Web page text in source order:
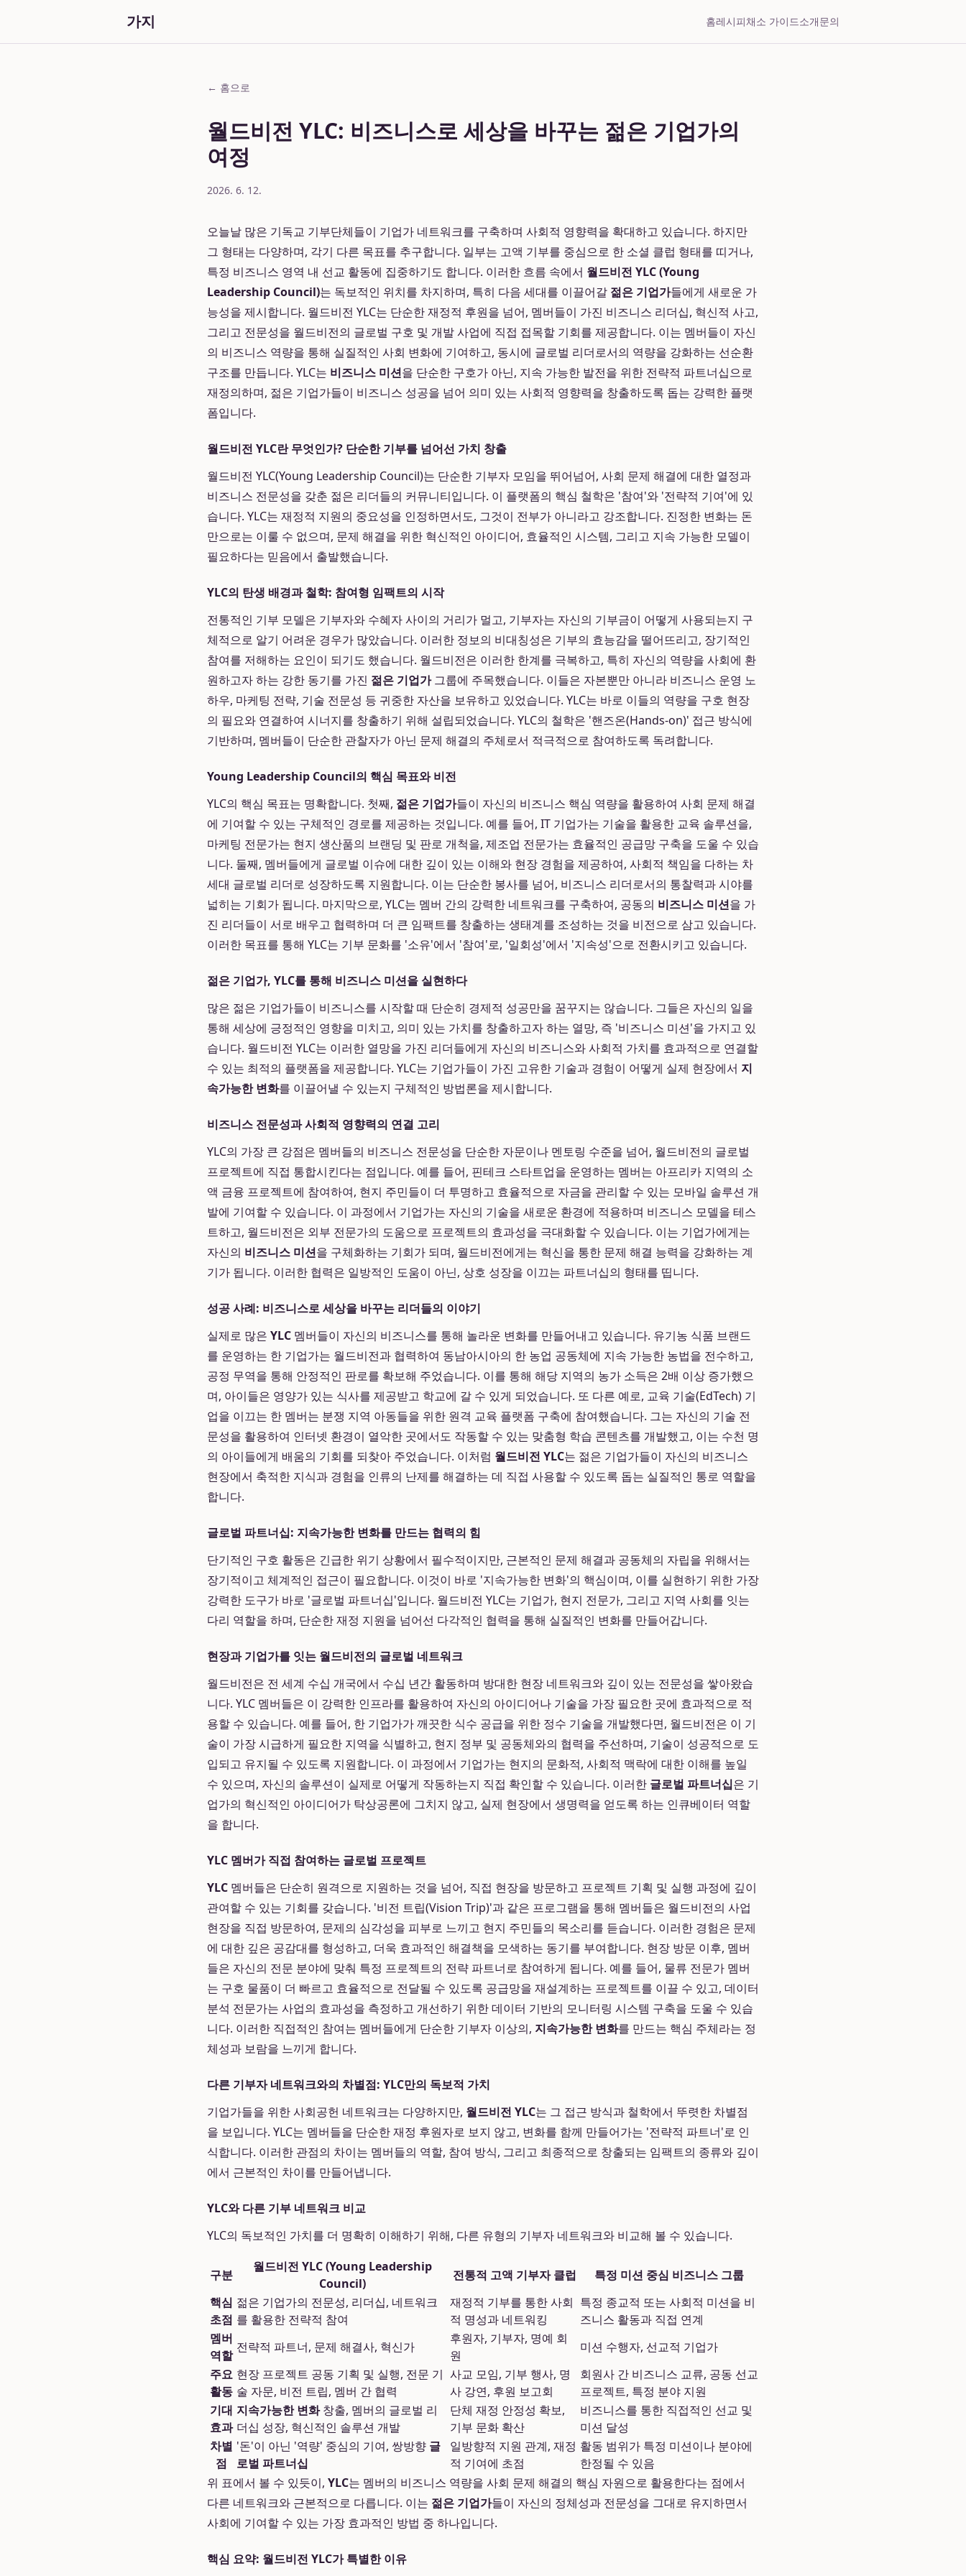
가지 홈레시피채소 가이드소개문의
← 홈으로
월드비전 YLC: 비즈니스로 세상을 바꾸는 젊은 기업가의
여정
2026. 6. 12.
오늘날 많은 기독교 기부단체들이 기업가 네트워크를 구축하며 사회적 영향력을 확대하고 있습니다. 하지만
그 형태는 다양하며, 각기 다른 목표를 추구합니다. 일부는 고액 기부를 중심으로 한 소셜 클럽 형태를 띠거나,
특정 비즈니스 영역 내 선교 활동에 집중하기도 합니다. 이러한 흐름 속에서 월드비전 YLC (Young
Leadership Council)는 독보적인 위치를 차지하며, 특히 다음 세대를 이끌어갈 젊은 기업가들에게 새로운 가
능성을 제시합니다. 월드비전 YLC는 단순한 재정적 후원을 넘어, 멤버들이 가진 비즈니스 리더십, 혁신적 사고,
그리고 전문성을 월드비전의 글로벌 구호 및 개발 사업에 직접 접목할 기회를 제공합니다. 이는 멤버들이 자신
의 비즈니스 역량을 통해 실질적인 사회 변화에 기여하고, 동시에 글로벌 리더로서의 역량을 강화하는 선순환
구조를 만듭니다. YLC는 비즈니스 미션을 단순한 구호가 아닌, 지속 가능한 발전을 위한 전략적 파트너십으로
재정의하며, 젊은 기업가들이 비즈니스 성공을 넘어 의미 있는 사회적 영향력을 창출하도록 돕는 강력한 플랫
폼입니다.
월드비전 YLC란 무엇인가? 단순한 기부를 넘어선 가치 창출
월드비전 YLC(Young Leadership Council)는 단순한 기부자 모임을 뛰어넘어, 사회 문제 해결에 대한 열정과
비즈니스 전문성을 갖춘 젊은 리더들의 커뮤니티입니다. 이 플랫폼의 핵심 철학은 '참여'와 '전략적 기여'에 있
습니다. YLC는 재정적 지원의 중요성을 인정하면서도, 그것이 전부가 아니라고 강조합니다. 진정한 변화는 돈
만으로는 이룰 수 없으며, 문제 해결을 위한 혁신적인 아이디어, 효율적인 시스템, 그리고 지속 가능한 모델이
필요하다는 믿음에서 출발했습니다.
YLC의 탄생 배경과 철학: 참여형 임팩트의 시작
전통적인 기부 모델은 기부자와 수혜자 사이의 거리가 멀고, 기부자는 자신의 기부금이 어떻게 사용되는지 구
체적으로 알기 어려운 경우가 많았습니다. 이러한 정보의 비대칭성은 기부의 효능감을 떨어뜨리고, 장기적인
참여를 저해하는 요인이 되기도 했습니다. 월드비전은 이러한 한계를 극복하고, 특히 자신의 역량을 사회에 환
원하고자 하는 강한 동기를 가진 젊은 기업가그룹에 주목했습니다. 이들은 자본뿐만 아니라 비즈니스 운영 노
하우, 마케팅 전략, 기술 전문성 등 귀중한 자산을 보유하고 있었습니다. YLC는 바로 이들의 역량을 구호 현장
의 필요와 연결하여 시너지를 창출하기 위해 설립되었습니다. YLC의 철학은 '핸즈온(Hands-on)' 접근 방식에
기반하며, 멤버들이 단순한 관찰자가 아닌 문제 해결의 주체로서 적극적으로 참여하도록 독려합니다.
Young Leadership Council의 핵심 목표와 비전
YLC의 핵심 목표는 명확합니다. 첫째, 젊은 기업가들이 자신의 비즈니스 핵심 역량을 활용하여 사회 문제 해결
에 기여할 수 있는 구체적인 경로를 제공하는 것입니다. 예를 들어, IT 기업가는 기술을 활용한 교육 솔루션을,
마케팅 전문가는 현지 생산품의 브랜딩 및 판로 개척을, 제조업 전문가는 효율적인 공급망 구축을 도울 수 있습
니다. 둘째, 멤버들에게 글로벌 이슈에 대한 깊이 있는 이해와 현장 경험을 제공하여, 사회적 책임을 다하는 차
세대 글로벌 리더로 성장하도록 지원합니다. 이는 단순한 봉사를 넘어, 비즈니스 리더로서의 통찰력과 시야를
넓히는 기회가 됩니다. 마지막으로, YLC는 멤버 간의 강력한 네트워크를 구축하여, 공동의 비즈니스 미션을 가
진 리더들이 서로 배우고 협력하며 더 큰 임팩트를 창출하는 생태계를 조성하는 것을 비전으로 삼고 있습니다.
이러한 목표를 통해 YLC는 기부 문화를 '소유'에서 '참여'로, '일회성'에서 '지속성'으로 전환시키고 있습니다.
젊은 기업가, YLC를 통해 비즈니스 미션을 실현하다
많은 젊은 기업가들이 비즈니스를 시작할 때 단순히 경제적 성공만을 꿈꾸지는 않습니다. 그들은 자신의 일을
통해 세상에 긍정적인 영향을 미치고, 의미 있는 가치를 창출하고자 하는 열망, 즉 '비즈니스 미션'을 가지고 있
습니다. 월드비전 YLC는 이러한 열망을 가진 리더들에게 자신의 비즈니스와 사회적 가치를 효과적으로 연결할
수 있는 최적의 플랫폼을 제공합니다. YLC는 기업가들이 가진 고유한 기술과 경험이 어떻게 실제 현장에서 지
속가능한 변화를 이끌어낼 수 있는지 구체적인 방법론을 제시합니다.
비즈니스 전문성과 사회적 영향력의 연결 고리
YLC의 가장 큰 강점은 멤버들의 비즈니스 전문성을 단순한 자문이나 멘토링 수준을 넘어, 월드비전의 글로벌
프로젝트에 직접 통합시킨다는 점입니다. 예를 들어, 핀테크 스타트업을 운영하는 멤버는 아프리카 지역의 소
액 금융 프로젝트에 참여하여, 현지 주민들이 더 투명하고 효율적으로 자금을 관리할 수 있는 모바일 솔루션 개
발에 기여할 수 있습니다. 이 과정에서 기업가는 자신의 기술을 새로운 환경에 적용하며 비즈니스 모델을 테스
트하고, 월드비전은 외부 전문가의 도움으로 프로젝트의 효과성을 극대화할 수 있습니다. 이는 기업가에게는
자신의 비즈니스 미션을 구체화하는 기회가 되며, 월드비전에게는 혁신을 통한 문제 해결 능력을 강화하는 계
기가 됩니다. 이러한 협력은 일방적인 도움이 아닌, 상호 성장을 이끄는 파트너십의 형태를 띱니다.
성공 사례: 비즈니스로 세상을 바꾸는 리더들의 이야기
실제로 많은 YLC 멤버들이 자신의 비즈니스를 통해 놀라운 변화를 만들어내고 있습니다. 유기농 식품 브랜드
를 운영하는 한 기업가는 월드비전과 협력하여 동남아시아의 한 농업 공동체에 지속 가능한 농법을 전수하고,
공정 무역을 통해 안정적인 판로를 확보해 주었습니다. 이를 통해 해당 지역의 농가 소득은 2배 이상 증가했으
며, 아이들은 영양가 있는 식사를 제공받고 학교에 갈 수 있게 되었습니다. 또 다른 예로, 교육 기술(EdTech) 기
업을 이끄는 한 멤버는 분쟁 지역 아동들을 위한 원격 교육 플랫폼 구축에 참여했습니다. 그는 자신의 기술 전
문성을 활용하여 인터넷 환경이 열악한 곳에서도 작동할 수 있는 맞춤형 학습 콘텐츠를 개발했고, 이는 수천 명
의 아이들에게 배움의 기회를 되찾아 주었습니다. 이처럼 월드비전 YLC는 젊은 기업가들이 자신의 비즈니스
현장에서 축적한 지식과 경험을 인류의 난제를 해결하는 데 직접 사용할 수 있도록 돕는 실질적인 통로 역할을
합니다.
글로벌 파트너십: 지속가능한 변화를 만드는 협력의 힘
단기적인 구호 활동은 긴급한 위기 상황에서 필수적이지만, 근본적인 문제 해결과 공동체의 자립을 위해서는
장기적이고 체계적인 접근이 필요합니다. 이것이 바로 '지속가능한 변화'의 핵심이며, 이를 실현하기 위한 가장
강력한 도구가 바로 '글로벌 파트너십'입니다. 월드비전 YLC는 기업가, 현지 전문가, 그리고 지역 사회를 잇는
다리 역할을 하며, 단순한 재정 지원을 넘어선 다각적인 협력을 통해 실질적인 변화를 만들어갑니다.
현장과 기업가를 잇는 월드비전의 글로벌 네트워크
월드비전은 전 세계 수십 개국에서 수십 년간 활동하며 방대한 현장 네트워크와 깊이 있는 전문성을 쌓아왔습
니다. YLC 멤버들은 이 강력한 인프라를 활용하여 자신의 아이디어나 기술을 가장 필요한 곳에 효과적으로 적
용할 수 있습니다. 예를 들어, 한 기업가가 깨끗한 식수 공급을 위한 정수 기술을 개발했다면, 월드비전은 이 기
술이 가장 시급하게 필요한 지역을 식별하고, 현지 정부 및 공동체와의 협력을 주선하며, 기술이 성공적으로 도
입되고 유지될 수 있도록 지원합니다. 이 과정에서 기업가는 현지의 문화적, 사회적 맥락에 대한 이해를 높일
수 있으며, 자신의 솔루션이 실제로 어떻게 작동하는지 직접 확인할 수 있습니다. 이러한 글로벌 파트너십은 기
업가의 혁신적인 아이디어가 탁상공론에 그치지 않고, 실제 현장에서 생명력을 얻도록 하는 인큐베이터 역할
을 합니다.
YLC 멤버가 직접 참여하는 글로벌 프로젝트
YLC 멤버들은 단순히 원격으로 지원하는 것을 넘어, 직접 현장을 방문하고 프로젝트 기획 및 실행 과정에 깊이
관여할 수 있는 기회를 갖습니다. '비전 트립(Vision Trip)'과 같은 프로그램을 통해 멤버들은 월드비전의 사업
현장을 직접 방문하여, 문제의 심각성을 피부로 느끼고 현지 주민들의 목소리를 듣습니다. 이러한 경험은 문제
에 대한 깊은 공감대를 형성하고, 더욱 효과적인 해결책을 모색하는 동기를 부여합니다. 현장 방문 이후, 멤버
들은 자신의 전문 분야에 맞춰 특정 프로젝트의 전략 파트너로 참여하게 됩니다. 예를 들어, 물류 전문가 멤버
는 구호 물품이 더 빠르고 효율적으로 전달될 수 있도록 공급망을 재설계하는 프로젝트를 이끌 수 있고, 데이터
분석 전문가는 사업의 효과성을 측정하고 개선하기 위한 데이터 기반의 모니터링 시스템 구축을 도울 수 있습
니다. 이러한 직접적인 참여는 멤버들에게 단순한 기부자 이상의, 지속가능한 변화를 만드는 핵심 주체라는 정
체성과 보람을 느끼게 합니다.
다른 기부자 네트워크와의 차별점: YLC만의 독보적 가치
기업가들을 위한 사회공헌 네트워크는 다양하지만, 월드비전 YLC는 그 접근 방식과 철학에서 뚜렷한 차별점
을 보입니다. YLC는 멤버들을 단순한 재정 후원자로 보지 않고, 변화를 함께 만들어가는 '전략적 파트너'로 인
식합니다. 이러한 관점의 차이는 멤버들의 역할, 참여 방식, 그리고 최종적으로 창출되는 임팩트의 종류와 깊이
에서 근본적인 차이를 만들어냅니다.
YLC와 다른 기부 네트워크 비교
YLC의 독보적인 가치를 더 명확히 이해하기 위해, 다른 유형의 기부자 네트워크와 비교해 볼 수 있습니다.
구분
월드비전 YLC (Young Leadership
Council)
전통적 고액 기부자 클럽
특정 미션 중심 비즈니스 그룹
핵심
초점
젊은 기업가의 전문성, 리더십, 네트워크
를 활용한 전략적 참여
재정적 기부를 통한 사회
적 명성과 네트워킹
특정 종교적 또는 사회적 미션을 비
즈니스 활동과 직접 연계
멤버
역할
전략적 파트너, 문제 해결사, 혁신가
후원자, 기부자, 명예 회
원
미션 수행자, 선교적 기업가
주요
활동
현장 프로젝트 공동 기획 및 실행, 전문 기
술 자문, 비전 트립, 멤버 간 협력
사교 모임, 기부 행사, 명
사 강연, 후원 보고회
회원사 간 비즈니스 교류, 공동 선교
프로젝트, 특정 분야 지원
기대
효과
지속가능한 변화창출, 멤버의 글로벌 리
더십 성장, 혁신적인 솔루션 개발
단체 재정 안정성 확보,
기부 문화 확산
비즈니스를 통한 직접적인 선교 및
미션 달성
차별
점
'돈'이 아닌 '역량' 중심의 기여, 쌍방향 글
로벌 파트너십
일방향적 지원 관계, 재정
적 기여에 초점
활동 범위가 특정 미션이나 분야에
한정될 수 있음
위 표에서 볼 수 있듯이, YLC는 멤버의 비즈니스 역량을 사회 문제 해결의 핵심 자원으로 활용한다는 점에서
다른 네트워크와 근본적으로 다릅니다. 이는 젊은 기업가들이 자신의 정체성과 전문성을 그대로 유지하면서
사회에 기여할 수 있는 가장 효과적인 방법 중 하나입니다.
핵심 요약: 월드비전 YLC가 특별한 이유